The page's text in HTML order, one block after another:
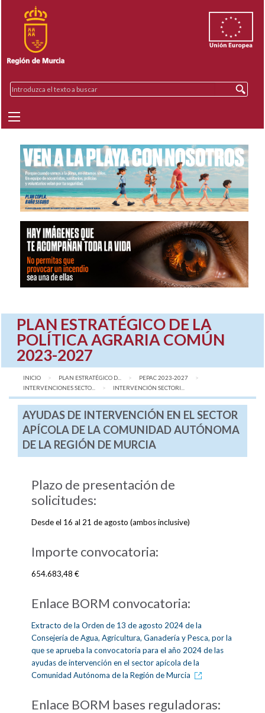
PLAN ESTRATÉGICO DE LA
POLÍTICA AGRARIA COMÚN
2023-2027
INICIO PLAN ESTRATÉGICO D...
PEPAC 2023-2027
INTERVENCIONES SECTO...
AQUÍ:
INTERVENCIÓN SECTORI...
AYUDAS DE INTERVENCIÓN EN EL SECTOR
APÍCOLA DE LA COMUNIDAD AUTÓNOMA
DE LA REGIÓN DE MURCIA
Plazo de presentación de
solicitudes:
Desde el 16 al 21 de agosto (ambos inclusive)
Importe convocatoria:
654.683,48 €
Enlace BORM convocatoria:
Extracto de la Orden de 13 de agosto 2024 de la
Consejería de Agua, Agricultura, Ganadería y Pesca, por la
que se aprueba la convocatoria para el año 2024 de las
ayudas de intervención en el sector apícola de la
Comunidad Autónoma de la Región de Murcia
Enlace BORM bases reguladoras: